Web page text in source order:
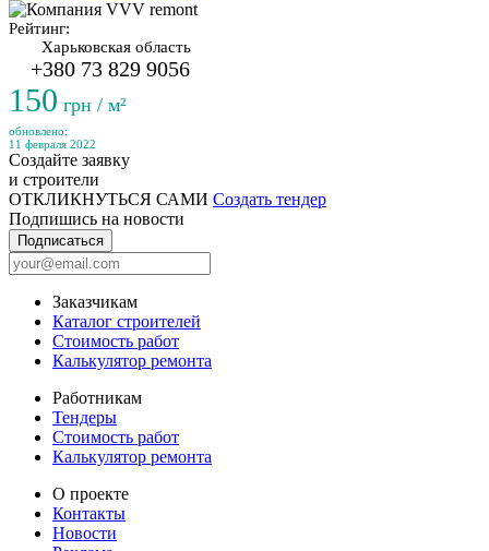
Рейтинг:
Харьковская область
+380 73 829 9056
150 грн / м²
обновлено:
11 февраля 2022
Создайте заявку
и строители
ОТКЛИКНУТЬСЯ САМИ Создать тендер
Подпишись на новости
Подписаться
Заказчикам
Каталог строителей
Стоимость работ
Калькулятор ремонта
Работникам
Тендеры
Стоимость работ
Калькулятор ремонта
О проекте
Контакты
Новости